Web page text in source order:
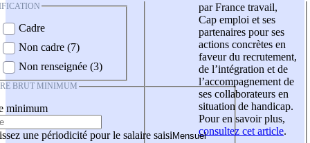
Cadre
Non cadre (7)
Non renseignée (3)
BRUT MINIMUM
minimum
une périodicité pour le salaire saisi
par France travail,
Cap emploi et ses
partenaires pour ses
actions concrètes en
faveur du recrutement,
de l’intégration et de
l’accompagnement de
ses collaborateurs en
situation de handicap.
Pour en savoir plus,
consultez cet article.